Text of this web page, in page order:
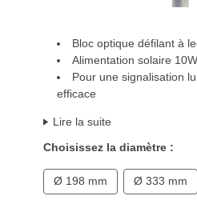
Bloc optique défilant à
Alimentation solaire 10W
Pour une signalisation
efficace
Lire la suite
Choisissez la diamètre :
Ø 198 mm Ø 333 mm